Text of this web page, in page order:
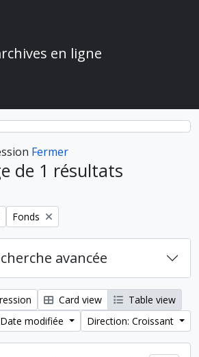
en ligne
Fermer
de 1 résultats
Remove filter:
Fonds
avancée
Card view
Table view
modifiée
Direction: Croissant